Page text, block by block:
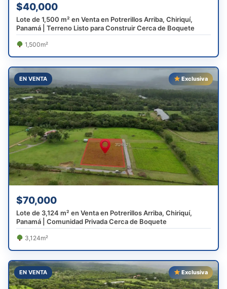
$40,000
Lote de 1,500 m² en Venta en Potrerillos Arriba, Chiriquí,
Panamá | Terreno Listo para Construir Cerca de Boquete
1,500m²
EN VENTA Exclusiva
$70,000
Lote de 3,124 m² en Venta en Potrerillos Arriba, Chiriquí,
Panamá | Comunidad Privada Cerca de Boquete
3,124m²
EN VENTA Exclusiva